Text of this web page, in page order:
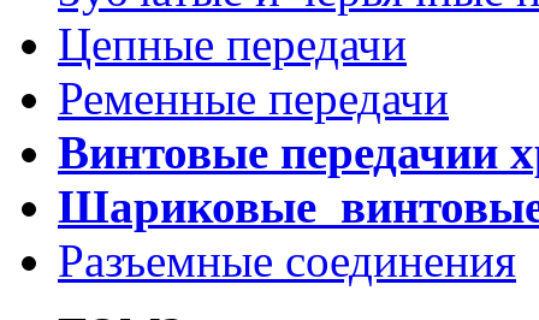
Цепные передачи
Ременные передачи
Винтовые передачии
Шариковые
Разъемные соединения